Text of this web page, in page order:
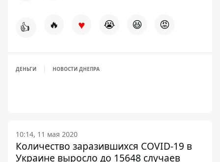
👍 🔥 ♥ 😭 😆 😡
ДЕНЬГИ НОВОСТИ ДНЕПРА
10:14, 11 мая 2020
Количество заразившихся COVID-19 в
Украине выросло до 15648 случаев